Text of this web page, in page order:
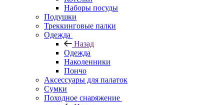
Наборы посуды
Подушки
Треккинговые палки
Одежда
Назад
Одежда
Наколенники
Пончо
Аксессуары для палаток
Сумки
Походное снаряжение